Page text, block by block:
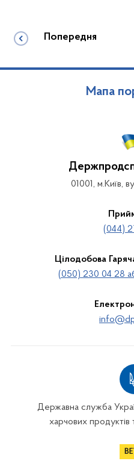
Попередня
Мапа
01001, м.Київ,
(044)
Цілодобова
(050) 230 04 28
Державна служба
харчових продуктів